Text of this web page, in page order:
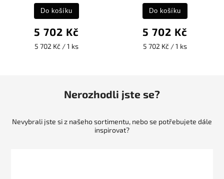
5 702 Kč
5 702 Kč / 1 ks
Do košíku
5 702 Kč
5 702 Kč / 1 ks
Do košíku
Nerozhodli jste se?
Nevybrali jste si z našeho sortimentu, nebo se potřebujete dále
inspirovat?